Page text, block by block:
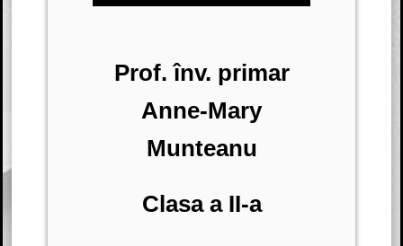
Prof. înv. primar
Anne-Mary
Munteanu
Clasa a II-a